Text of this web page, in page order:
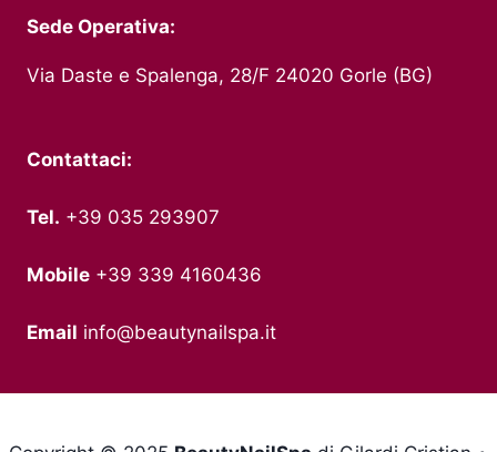
Sede Operativa:
Via Daste e Spalenga, 28/F 24020 Gorle (BG)
Contattaci:
Tel. +39 035 293907
Mobile +39 339 4160436
Email info@beautynailspa.it